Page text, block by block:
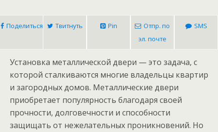
Поделиться Твитнуть Pin
Отпр. по
эл. почте
SMS
Установка металлической двери — это задача, с
которой сталкиваются многие владельцы квартир
и загородных домов. Металлические двери
приобретает популярность благодаря своей
прочности, долговечности и способности
защищать от нежелательных проникновений. Но